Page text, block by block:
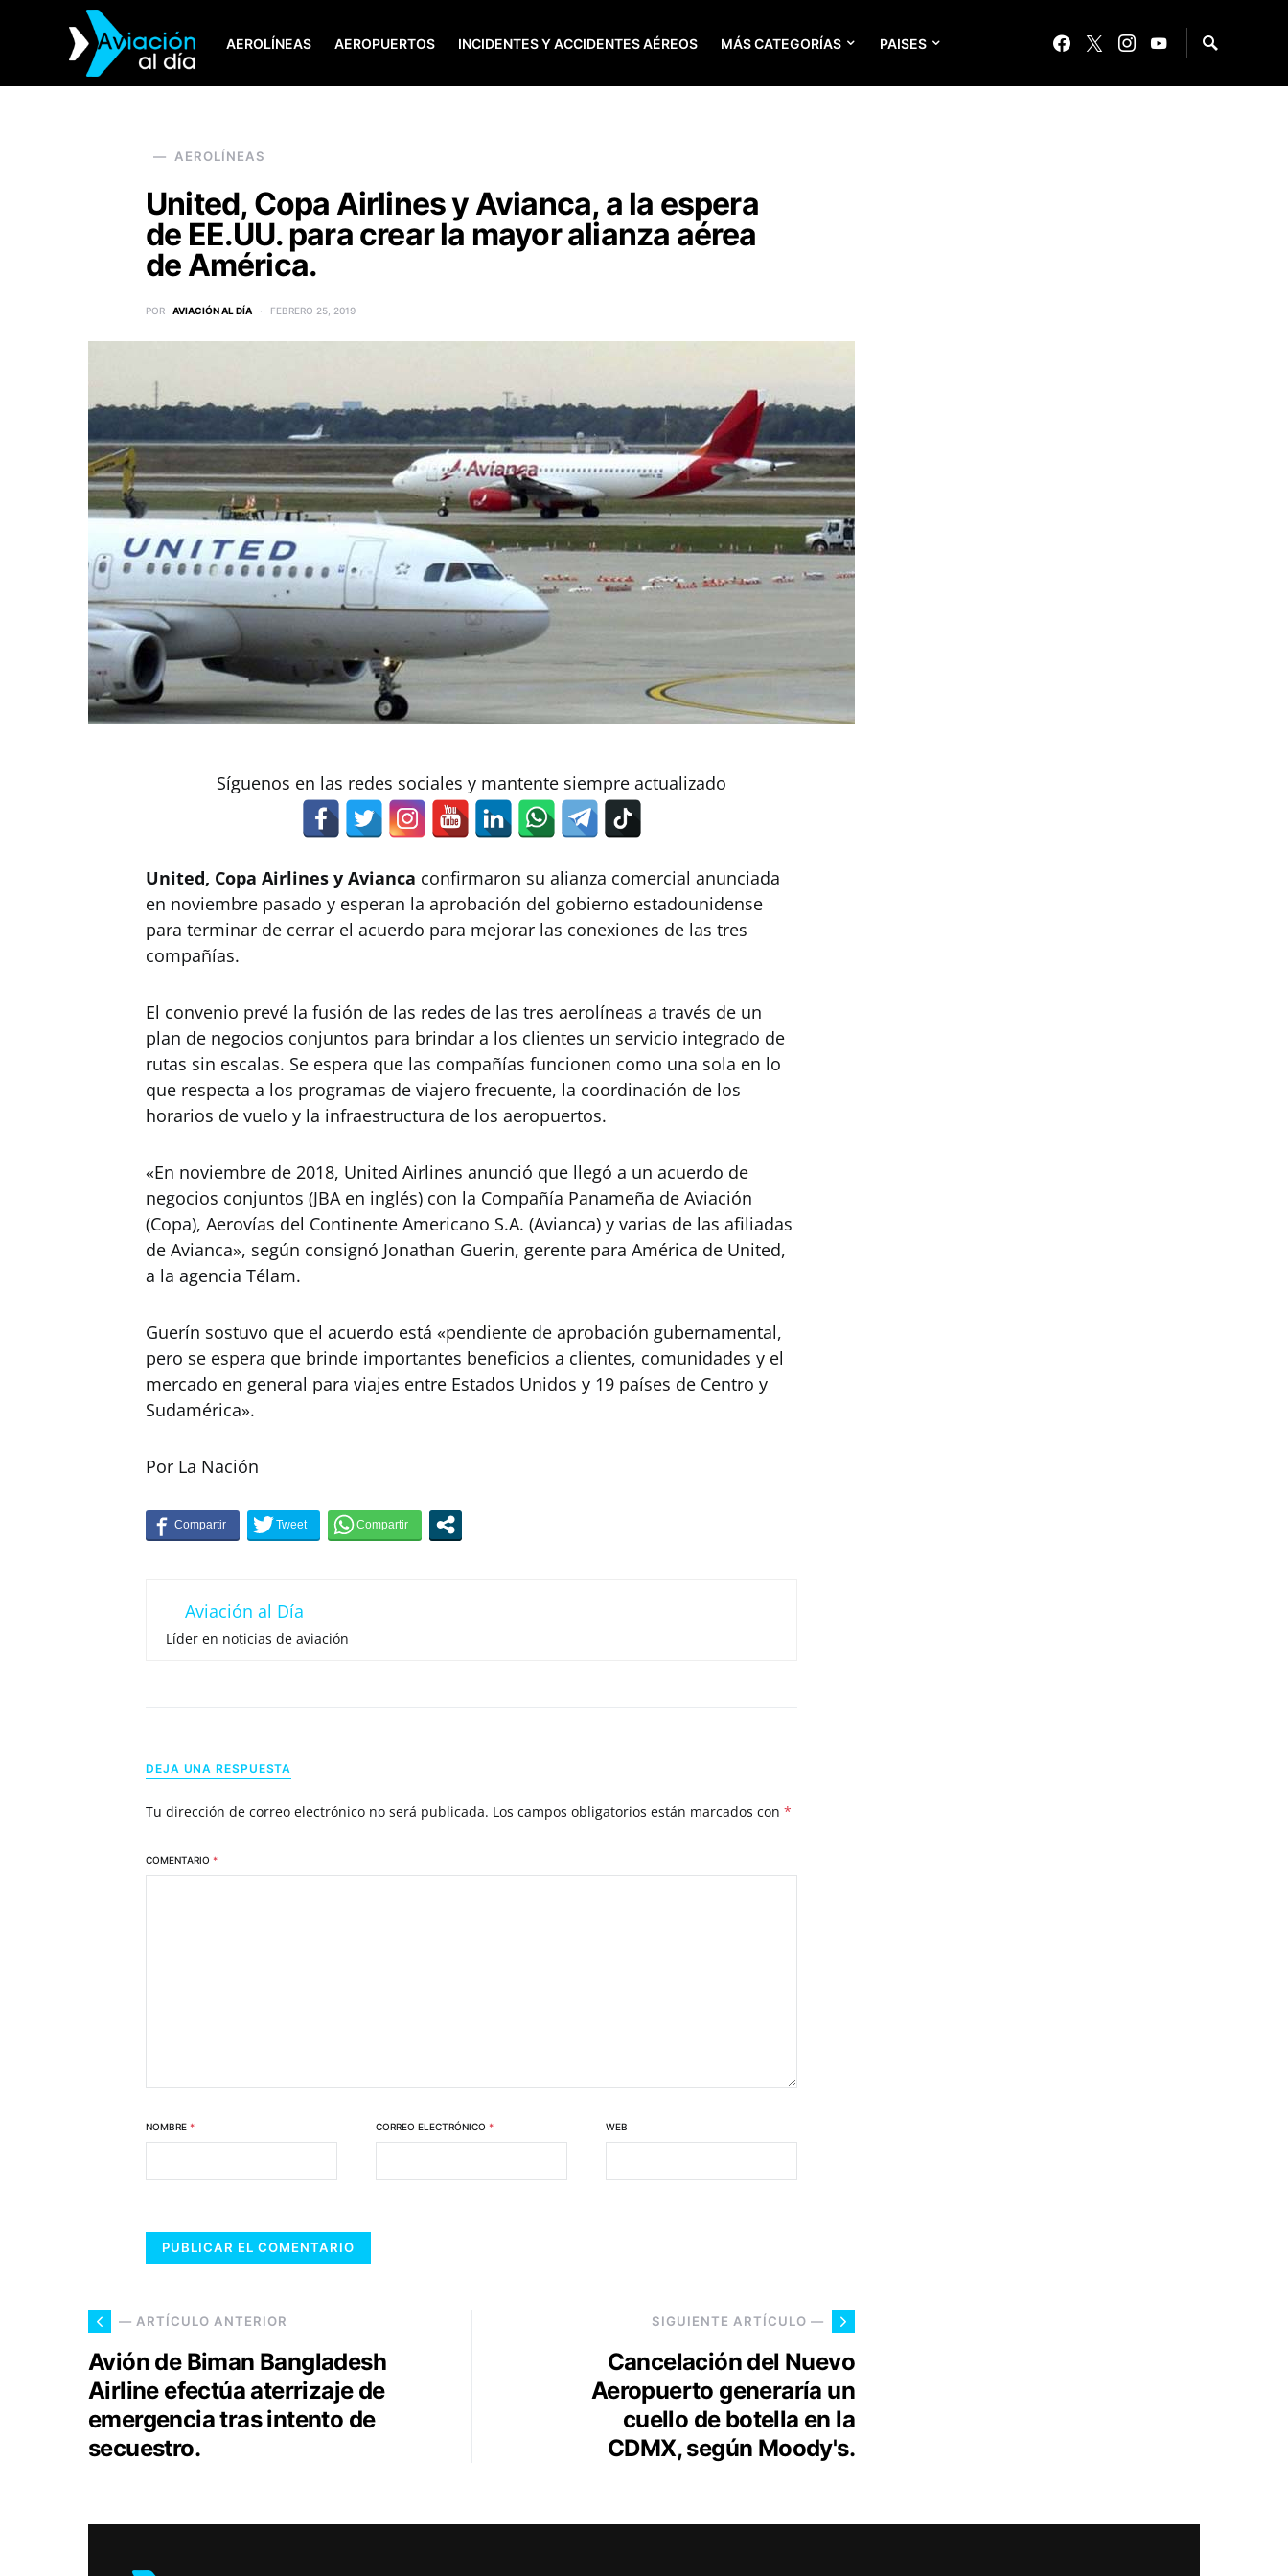
AEROLÍNEAS AEROPUERTOS INCIDENTES Y ACCIDENTES AÉREOS MÁS CATEGORÍAS PAISES
SEARCH FOR:
AEROLÍNEAS
United, Copa Airlines y Avianca, a la espera
de EE.UU. para crear la mayor alianza aérea
de América.
POR AVIACIÓN AL DÍA FEBRERO 25, 2019
Síguenos en las redes sociales y mantente siempre actualizado
United, Copa Airlines y Avianca confirmaron su alianza comercial anunciada
en noviembre pasado y esperan la aprobación del gobierno estadounidense
para terminar de cerrar el acuerdo para mejorar las conexiones de las tres
compañías.
El convenio prevé la fusión de las redes de las tres aerolíneas a través de un
plan de negocios conjuntos para brindar a los clientes un servicio integrado de
rutas sin escalas. Se espera que las compañías funcionen como una sola en lo
que respecta a los programas de viajero frecuente, la coordinación de los
horarios de vuelo y la infraestructura de los aeropuertos.
«En noviembre de 2018, United Airlines anunció que llegó a un acuerdo de
negocios conjuntos (JBA en inglés) con la Compañía Panameña de Aviación
(Copa), Aerovías del Continente Americano S.A. (Avianca) y varias de las afiliadas
de Avianca», según consignó Jonathan Guerin, gerente para América de United,
a la agencia Télam.
Guerín sostuvo que el acuerdo está «pendiente de aprobación gubernamental,
pero se espera que brinde importantes beneficios a clientes, comunidades y el
mercado en general para viajes entre Estados Unidos y 19 países de Centro y
Sudamérica».
Por La Nación
Aviación al Día
Líder en noticias de aviación
DEJA UNA RESPUESTA
Tu dirección de correo electrónico no será publicada. Los campos obligatorios están marcados con *
COMENTARIO *
NOMBRE * CORREO ELECTRÓNICO * WEB
— ARTÍCULO ANTERIOR
Avión de Biman Bangladesh
Airline efectúa aterrizaje de
emergencia tras intento de
secuestro.
SIGUIENTE ARTÍCULO —
Cancelación del Nuevo
Aeropuerto generaría un
cuello de botella en la
CDMX, según Moody's.